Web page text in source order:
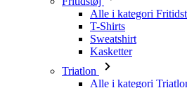
Triatlon
Alle i kategori Triatlon
Toppe
Triathlon dragter
Shorts
Sommer 2026